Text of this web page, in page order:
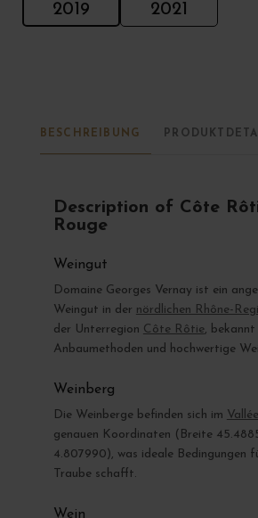
2019 2021
BESCHREIBUNG
Description of Côte
Rouge
Weingut
Domaine Georges Vernay ist ein
Weingut in der nördlichen Rhône-
der Unterregion Côte Rôtie,
Anbaumethoden und hochwertige
Weinberg
Die Weinberge befinden sich im
genauen Koordinaten (Breite
4.807990), was ideale Bedingungen
Traube schafft.
Wein